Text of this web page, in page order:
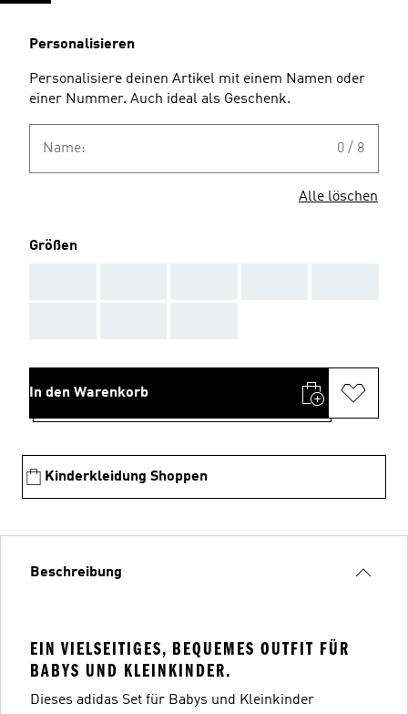
Personalisieren
Personalisiere deinen Artikel mit einem Namen oder
einer Nummer. Auch ideal als Geschenk.
Name: 0 / 8
Alle löschen
Größen
In den Warenkorb
Kinderkleidung Shoppen
Beschreibung
EIN VIELSEITIGES, BEQUEMES OUTFIT FÜR
BABYS UND KLEINKINDER.
Dieses adidas Set für Babys und Kleinkinder